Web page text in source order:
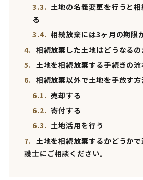
3.3. 土地の名義変更を行うと
る
3.4. 相続放棄には3ヶ月の期限
4. 相続放棄した土地はどうなるの
5. 土地を相続放棄する手続きの流
6. 相続放棄以外で土地を手放す方
6.1. 売却する
6.2. 寄付する
6.3. 土地活用を行う
7. 土地を相続放棄するかどうか
護士にご相談ください。